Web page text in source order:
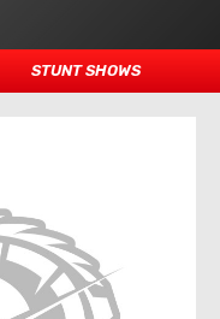
STUNT SHOWS